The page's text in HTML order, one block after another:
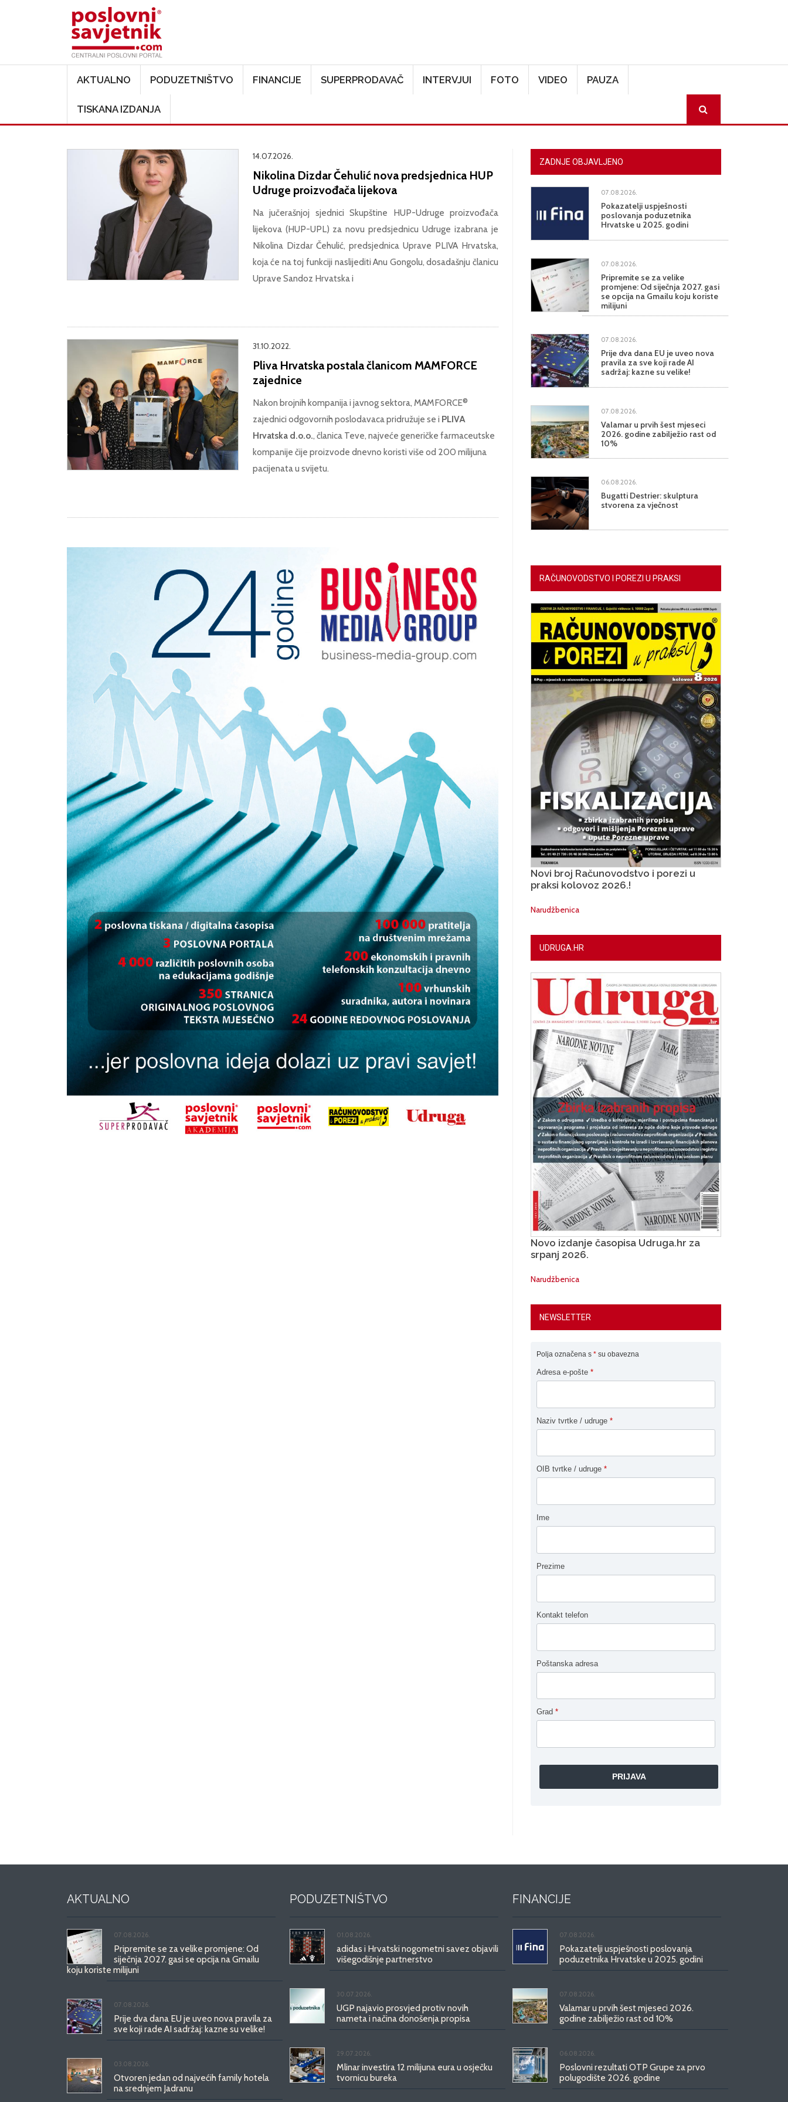
AKTUALNO PODUZETNIŠTVO FINANCIJE SUPERPRODAVAČ INTERVJUI FOTO VIDEO PAUZA
TISKANA IZDANJA
14.07.2026.
Nikolina Dizdar Čehulić nova predsjednica HUP
Udruge proizvođača lijekova
Na jučerašnjoj sjednici Skupštine HUP-Udruge proizvođača
lijekova (HUP-UPL) za novu predsjednicu Udruge izabrana je
Nikolina Dizdar Čehulić, predsjednica Uprave PLIVA Hrvatska,
koja će na toj funkciji naslijediti Anu Gongolu, dosadašnju članicu
Uprave Sandoz Hrvatska i
31.10.2022.
Pliva Hrvatska postala članicom MAMFORCE
zajednice
Nakon brojnih kompanija i javnog sektora, MAMFORCE©
zajednici odgovornih poslodavaca pridružuje se i PLIVA
Hrvatska d.o.o., članica Teve, najveće generičke farmaceutske
kompanije čije proizvode dnevno koristi više od 200 milijuna
pacijenata u svijetu.
ZADNJE OBJAVLJENO
07.08.2026.
Pokazatelji uspješnosti
poslovanja poduzetnika
Hrvatske u 2025. godini
07.08.2026.
Pripremite se za velike
promjene: Od siječnja 2027. gasi
se opcija na Gmailu koju koriste
milijuni
07.08.2026.
Prije dva dana EU je uveo nova
pravila za sve koji rade AI
sadržaj: kazne su velike!
07.08.2026.
Valamar u prvih šest mjeseci
2026. godine zabilježio rast od
10%
06.08.2026.
Bugatti Destrier: skulptura
stvorena za vječnost
RAČUNOVODSTVO I POREZI U PRAKSI
Novi broj Računovodstvo i porezi u
praksi kolovoz 2026.!
Narudžbenica
UDRUGA.HR
Novo izdanje časopisa Udruga.hr za
srpanj 2026.
Narudžbenica
NEWSLETTER
Polja označena s * su obavezna
Adresa e-pošte *
Naziv tvrtke / udruge *
OIB tvrtke / udruge *
Ime
Prezime
Kontakt telefon
Poštanska adresa
Grad *
AKTUALNO
07.08.2026.
Pripremite se za velike promjene: Od
siječnja 2027. gasi se opcija na Gmailu
koju koriste milijuni
07.08.2026.
Prije dva dana EU je uveo nova pravila za
sve koji rade AI sadržaj: kazne su velike!
03.08.2026.
Otvoren jedan od najvećih family hotela
na srednjem Jadranu
PODUZETNIŠTVO
01.08.2026.
adidas i Hrvatski nogometni savez objavili
višegodišnje partnerstvo
30.07.2026.
UGP najavio prosvjed protiv novih
nameta i načina donošenja propisa
29.07.2026.
Mlinar investira 12 milijuna eura u osječku
tvornicu bureka
FINANCIJE
07.08.2026.
Pokazatelji uspješnosti poslovanja
poduzetnika Hrvatske u 2025. godini
07.08.2026.
Valamar u prvih šest mjeseci 2026.
godine zabilježio rast od 10%
06.08.2026.
Poslovni rezultati OTP Grupe za prvo
polugodište 2026. godine